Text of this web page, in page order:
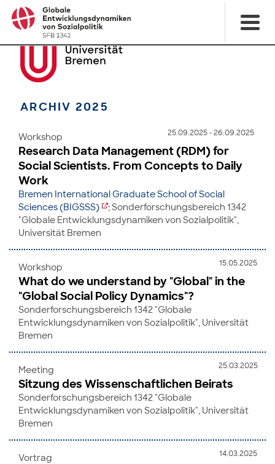
ARCHIV 2025
25.09.2025 - 26.09.2025
Workshop
Research Data Management (RDM) for
Social Scientists. From Concepts to Daily
Work
Bremen International Graduate School of Social
Sciences (BIGSSS)
; Sonderforschungsbereich 1342
"Globale Entwicklungsdynamiken von Sozialpolitik",
Universität Bremen
15.05.2025
Workshop
What do we understand by "Global" in the
"Global Social Policy Dynamics"?
Sonderforschungsbereich 1342 "Globale
Entwicklungsdynamiken von Sozialpolitik", Universität
Bremen
25.03.2025
Meeting
Sitzung des Wissenschaftlichen Beirats
Sonderforschungsbereich 1342 "Globale
Entwicklungsdynamiken von Sozialpolitik", Universität
Bremen
14.03.2025
Vortrag